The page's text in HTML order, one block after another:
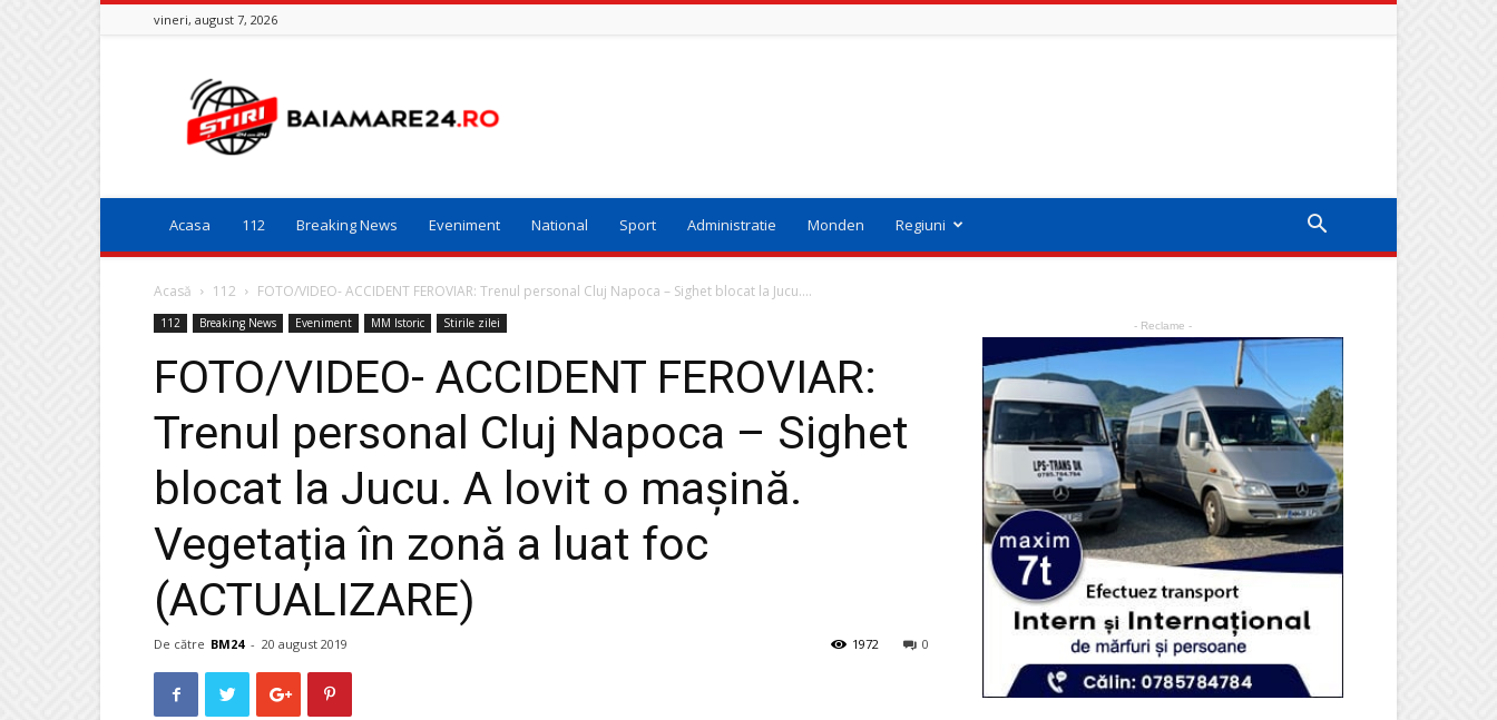
vineri, august 7, 2026
Baia
Mare
24
Acasa 112 Breaking News Eveniment National Sport Administratie Monden Regiuni
Acasă 112 FOTO/VIDEO- ACCIDENT FEROVIAR: Trenul personal Cluj Napoca – Sighet blocat la Jucu....
112 Breaking News Eveniment MM Istoric Stirile zilei
FOTO/VIDEO- ACCIDENT FEROVIAR:
Trenul personal Cluj Napoca – Sighet
blocat la Jucu. A lovit o mașină.
Vegetația în zonă a luat foc
(ACTUALIZARE)
De către BM24 - 20 august 2019 0
1972
- Reclame -